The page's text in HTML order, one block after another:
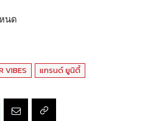
นด
VIBES แกรนด์ ยูนิตี้